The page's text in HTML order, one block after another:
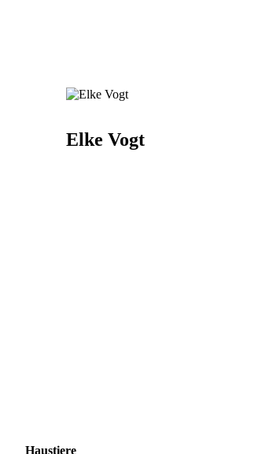
Elke Vogt
Haustiere